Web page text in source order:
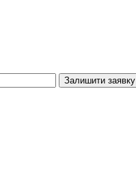
Залишити заявку